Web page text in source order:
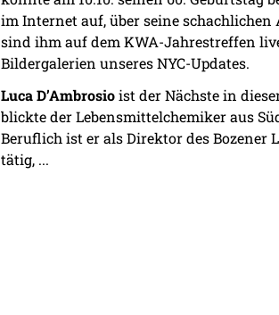
im Internet auf, über seine
sind ihm auf dem KWA-Jahrestreffen
Bildergalerien unseres NYC-Updates.
Luca D’Ambrosioist der Nächste in
blickte der Lebensmittelchemiker aus
Beruflich ist er als Direktor des Bozener
tätig, ...